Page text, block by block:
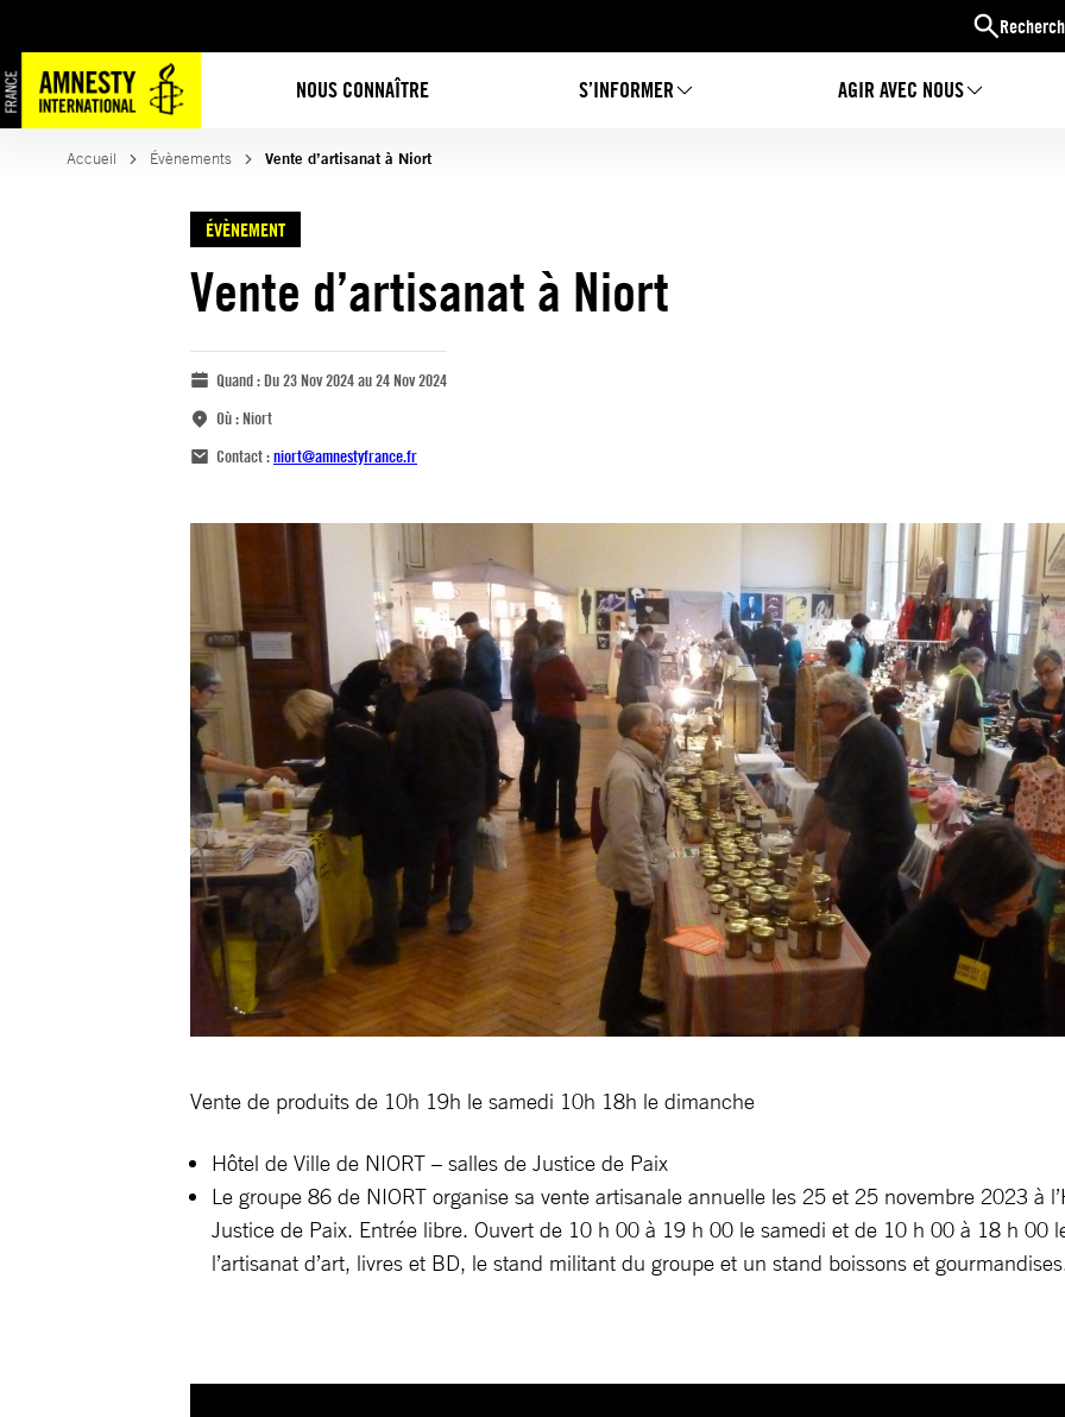
NOUS CONNAÎTRE S’INFORMER AGIR AVEC NOUS
Accueil Évènements Vente d’artisanat à Niort
ÉVÈNEMENT
Vente d’artisanat à Niort
Quand :Du 23 Nov 2024 au 24 Nov 2024
Où :Niort
Contact :niort@amnestyfrance.fr
Vente de produits de 10h 19h le samedi 10h 18h le dimanche
Hôtel de Ville de NIORT – salles de Justice de Paix
Le groupe 86 de NIORT organise sa vente artisanale annuelle les 25 et 25 novembre 2023 à
Justice de Paix. Entrée libre. Ouvert de 10 h 00 à 19 h 00 le samedi et de 10 h 00 à 18 h 00
l’artisanat d’art, livres et BD, le stand militant du groupe et un stand boissons et